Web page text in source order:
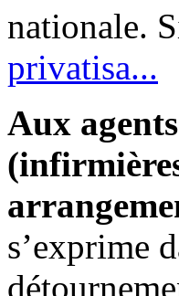
nationale.
privatisa...
Aux
s’exprime